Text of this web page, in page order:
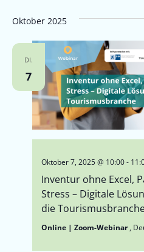
Oktober 2025
DI.
7
Inventur ohne Excel,
Stress – Digitale
die
Oktober 7, 2025 @ 10:00-
Online | Zoom-Webinar,